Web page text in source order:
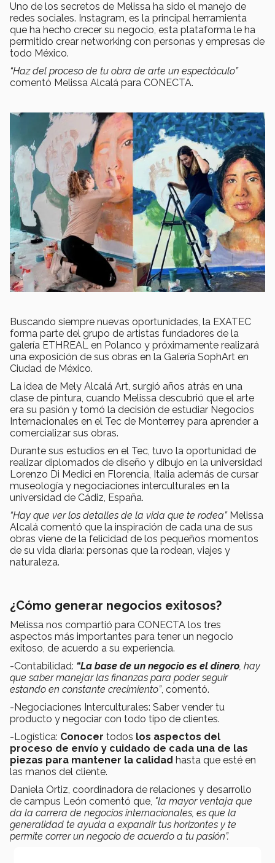
Uno de los secretos de Melissa ha sido el manejo de
redes sociales. Instagram, es la principal herramienta
que ha hecho crecer su negocio, esta plataforma le ha
permitido crear networking con personas y empresas de
todo México.
“Haz del proceso de tu obra de arte un espectáculo”
comentó Melissa Alcalá para CONECTA.
Buscando siempre nuevas oportunidades, la EXATEC
forma parte del grupo de artistas fundadores de la
galería ETHREAL en Polanco y próximamente realizará
una exposición de sus obras en la Galería SophArt en
Ciudad de México.
La idea de Mely Alcalá Art, surgió años atrás en una
clase de pintura, cuando Melissa descubrió que el arte
era su pasión y tomó la decisión de estudiar Negocios
Internacionales en el Tec de Monterrey para aprender a
comercializar sus obras.
Durante sus estudios en el Tec, tuvo la oportunidad de
realizar diplomados de diseño y dibujo en la universidad
Lorenzo Di Medici en Florencia, Italia además de cursar
museología y negociaciones interculturales en la
universidad de Cádiz, España.
“Hay que ver los detalles de la vida que te rodea”Melissa
Alcalá comentó que la inspiración de cada una de sus
obras viene de la felicidad de los pequeños momentos
de su vida diaria: personas que la rodean, viajes y
naturaleza.
¿Cómo generar negocios exitosos?
Melissa nos compartió para CONECTA los tres
aspectos más importantes para tener un negocio
exitoso, de acuerdo a su experiencia.
-Contabilidad: “La base de un negocio es el dinero, hay
que saber manejar las finanzas para poder seguir
estando en constante crecimiento”, comentó.
-Negociaciones Interculturales: Saber vender tu
producto y negociar con todo tipo de clientes.
-Logística: Conocer todos los aspectos del
proceso de envío y cuidado de cada una de las
piezas para mantener la calidad hasta que esté en
las manos del cliente.
Daniela Ortiz, coordinadora de relaciones y desarrollo
de campus León comentó que, "la mayor ventaja que
da la carrera de negocios internacionales, es que la
generalidad te ayuda a expandir tus horizontes y te
permite correr un negocio de acuerdo a tu pasión”.